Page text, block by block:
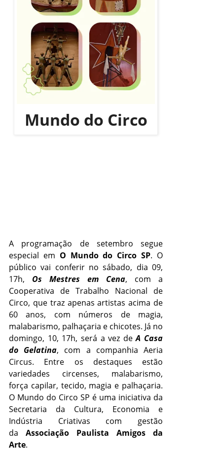
Mundo do Circo
A programação de setembro segue
especial em O Mundo do Circo SP. O
público vai conferir no sábado, dia 09,
17h, Os Mestres em Cena, com a
Cooperativa de Trabalho Nacional de
Circo, que traz apenas artistas acima de
60 anos, com números de magia,
malabarismo, palhaçaria e chicotes. Já no
domingo, 10, 17h, será a vez deA Casa
do Gelatina, com a companhia Aeria
Circus. Entre os destaques estão
variedades circenses, malabarismo,
força capilar, tecido, magia e palhaçaria.
O Mundo do Circo SP é uma iniciativa da
Secretaria da Cultura, Economia e
Indústria Criativas com gestão
da Associação Paulista Amigos da
Arte.